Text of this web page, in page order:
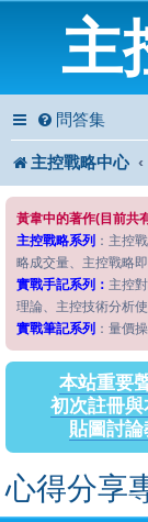
主
問答集
主控戰略中心
黃韋中的著作(目前共
主控戰略系列 ：主控
略成交量、主控戰略
實戰手記系列： 主控
理論、主控技術分析
實戰筆記系列 ：量價
本站重要
初次註冊與
貼圖討論
心得分享